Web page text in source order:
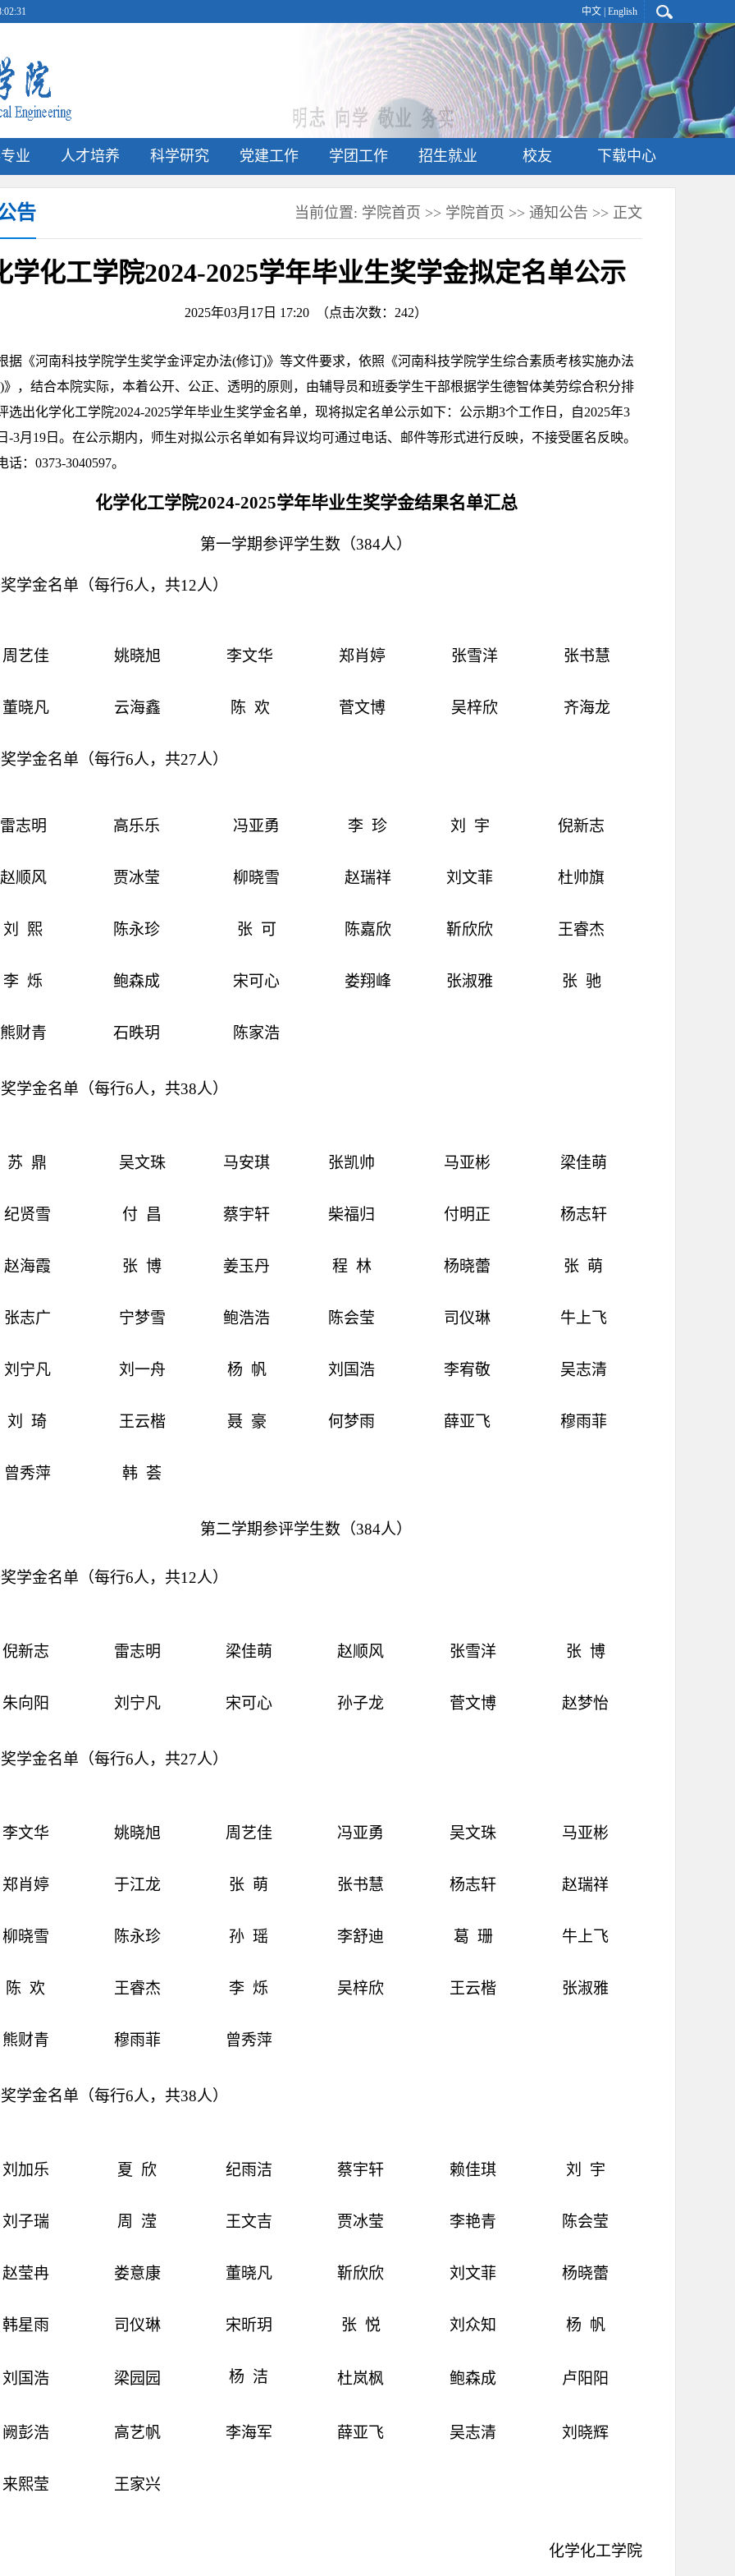
中文 English
业 人才培养 科学研究 党建工作 学团工作 招生就业 校友 下载中心
告 当前位置: 学院首页 >> 学院首页 >> 通知公告 >> 正文
学化工学院2024-2025学年毕业生奖学金拟定名单公示
2025年03月17日 17:20 （点击次数： 242）
据《河南科技学院学生奖学金评定办法(修订)》等文件要求，依照《河南科技学院学生综合素质考核实施办法
)》，结合本院实际，本着公开、公正、透明的原则，由辅导员和班委学生干部根据学生德智体美劳综合积分排
选出化学化工学院2024-2025学年毕业生奖学金名单，现将拟定名单公示如下：公示期3个工作日，自2025年3
-3月 19 日。在公示期内，师生对拟公示名单如有异议均可通过电话、邮件等形式进行反映，不接受匿名反映。
话： 0373-3040597。
化学化工学院2024-2025学年毕业生奖学金结果名单汇总
第一学期参评学生数（384人）
学金名单（每行6人，共12人）
周艺佳 姚晓旭 李文华 郑肖婷 张雪洋 张书慧
董晓凡 云海鑫 陈 欢 菅文博 吴梓欣 齐海龙
学金名单（每行6人，共27人）
雷志明 高乐乐 冯亚勇 李 珍 刘 宇 倪新志
赵顺风 贾冰莹 柳晓雪 赵瑞祥 刘文菲 杜帅旗
刘 熙 陈永珍 张 可 陈嘉欣 靳欣欣 王睿杰
李 烁 鲍森成 宋可心 娄翔峰 张淑雅 张 驰
熊财青 石昳玥 陈家浩
学金名单（每行6人， 共38人）
苏 鼎 吴文珠 马安琪 张凯帅 马亚彬 梁佳萌
纪贤雪 付 昌 蔡宇轩 柴福归 付明正 杨志轩
赵海霞 张 博 姜玉丹 程 林 杨晓蕾 张 萌
张志广 宁梦雪 鲍浩浩 陈会莹 司仪琳 牛上飞
刘宁凡 刘一舟 杨 帆 刘国浩 李宥敬 吴志清
刘 琦 王云楷 聂 豪 何梦雨 薛亚飞 穆雨菲
曾秀萍 韩 荟
第二学期参评学生数（384人）
学金名单 （每行6人，共12人）
倪新志 雷志明 梁佳萌 赵顺风 张雪洋 张 博
朱向阳 刘宁凡 宋可心 孙子龙 菅文博 赵梦怡
学金名单（每行6人，共27人）
李文华 姚晓旭 周艺佳 冯亚勇 吴文珠 马亚彬
郑肖婷 于江龙 张 萌 张书慧 杨志轩 赵瑞祥
柳晓雪 陈永珍 孙 瑶 李舒迪 葛 珊 牛上飞
陈 欢 王睿杰 李 烁 吴梓欣 王云楷 张淑雅
熊财青 穆雨菲 曾秀萍
学金名单（每行6人，共38人）
刘加乐 夏 欣 纪雨洁 蔡宇轩 赖佳琪 刘 宇
刘子瑞 周 滢 王文吉 贾冰莹 李艳青 陈会莹
赵莹冉 娄意康 董晓凡 靳欣欣 刘文菲 杨晓蕾
韩星雨 司仪琳 宋昕玥 张 悦 刘众知 杨 帆
刘国浩 梁园 园 杨 洁 杜岚枫 鲍森成 卢阳阳
阙彭浩 高艺帆 李海军 薛亚飞 吴志清 刘晓辉
来熙莹 王家兴
化学化工学院